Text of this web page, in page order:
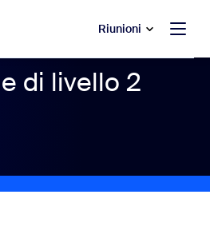
Riunioni
di livello 2